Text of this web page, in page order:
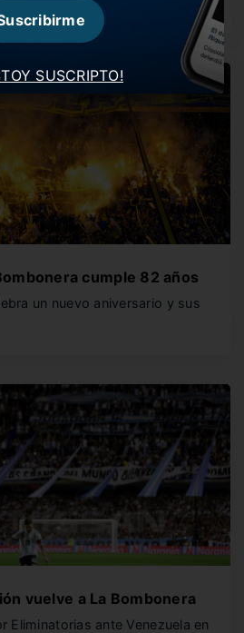
cumple 82 años
un nuevo aniversario y sus
vuelve a La Bombonera
Eliminatorias ante Venezuela en
SUSCRIPTO!